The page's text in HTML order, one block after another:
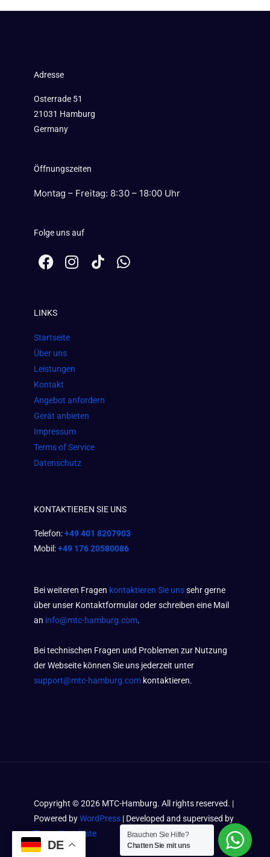
Adresse
Osterrade 51
21031 Hamburg
Germany
Öffnungszeiten
Montag – Freitag: 8:30 – 18:00 Uhr
Folge uns auf
F
a
b
o
o
k
I
n
m
W
h
LINKS
Startseite
Über uns
Leistungen
Kontakt
Angebot anfordern
Gerät anbieten
Impressum
Terms of Service
Datenschutz
KONTAKTIEREN SIE UNS
Telefon:+49 401 8207903
Mobil:+49 176 20580086
Bei weiteren Fragen kontaktieren Sie unssehr gerne
über unser Kontaktformular oder schreiben eine Mail
an info@mtc-hamburg.com.
Bei technischen Fragen und Problemen zur Nutzung
der Webseite können Sie uns jederzeit unter
support@mtc-hamburg.com kontaktieren.
Copyright ©2026 MTC-Hamburg. All rights reserved. |
Powered byWordPress | Developed and supervised by
Timos Kramkiste
DE
Brauchen Sie Hilfe?
Chatten Sie mit uns